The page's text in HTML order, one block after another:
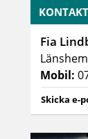
Fia
Mobil:
Skicka e-